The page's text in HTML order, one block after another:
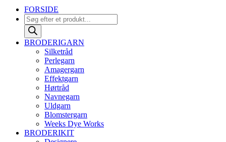
FORSIDE
Products
search
BRODERIGARN
Silketråd
Perlegarn
Amagergarn
Effektgarn
Hørtråd
Navnegarn
Uldgarn
Blomstergarn
Weeks Dye Works
BRODERIKIT